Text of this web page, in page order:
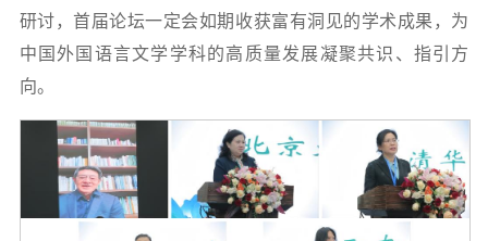
研讨，首届论坛一定会如期收获富有洞见的学术成果，为
中国外国语言文学学科的高质量发展凝聚共识、指引方
向。